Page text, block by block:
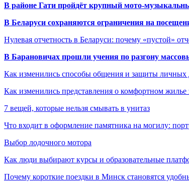
В районе Гати пройдёт крупный мото-
В Беларуси сохраняются ограничения на
Нулевая отчетность в Беларуси: почему «пустой»
В Барановичах прошли учения по разгону
Как изменились способы общения и защиты личных
Как изменились представления о комфортном жилье
7 вещей, которые нельзя смывать в унитаз
Что входит в оформление памятника на могилу:
Выбор лодочного мотора
Как люди выбирают курсы и образовательные
Почему короткие поездки в Минск становятся